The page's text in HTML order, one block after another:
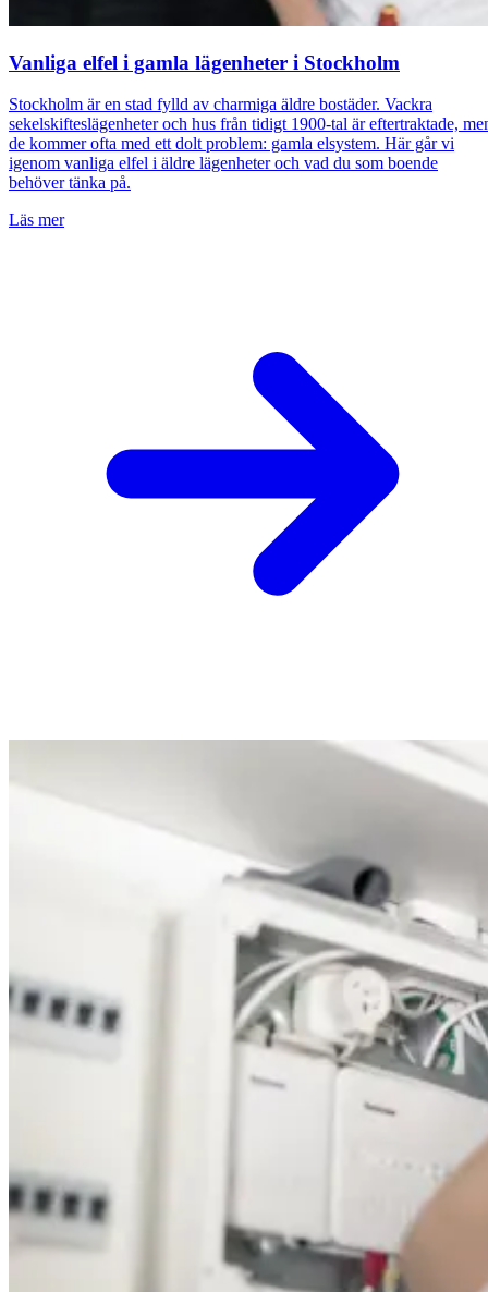
Vanliga elfel i gamla lägenheter i Stockholm
Stockholm är en stad fylld av charmiga äldre bostäder. Vackra
sekelskifteslägenheter och hus från tidigt 1900-tal är eftertraktade,
de kommer ofta med ett dolt problem: gamla elsystem. Här går vi
igenom vanliga elfel i äldre lägenheter och vad du som boende
behöver tänka på.
Läs mer